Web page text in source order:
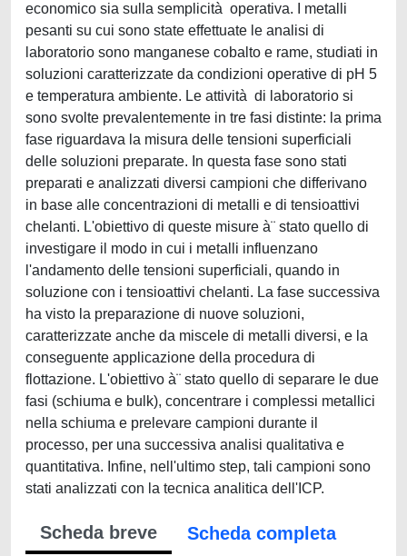
economico sia sulla semplicità operativa. I metalli
pesanti su cui sono state effettuate le analisi di
laboratorio sono manganese cobalto e rame, studiati in
soluzioni caratterizzate da condizioni operative di pH 5
e temperatura ambiente. Le attività di laboratorio si
sono svolte prevalentemente in tre fasi distinte: la prima
fase riguardava la misura delle tensioni superficiali
delle soluzioni preparate. In questa fase sono stati
preparati e analizzati diversi campioni che differivano
in base alle concentrazioni di metalli e di tensioattivi
chelanti. L'obiettivo di queste misure à¨ stato quello di
investigare il modo in cui i metalli influenzano
l'andamento delle tensioni superficiali, quando in
soluzione con i tensioattivi chelanti. La fase successiva
ha visto la preparazione di nuove soluzioni,
caratterizzate anche da miscele di metalli diversi, e la
conseguente applicazione della procedura di
flottazione. L'obiettivo à¨ stato quello di separare le due
fasi (schiuma e bulk), concentrare i complessi metallici
nella schiuma e prelevare campioni durante il
processo, per una successiva analisi qualitativa e
quantitativa. Infine, nell'ultimo step, tali campioni sono
stati analizzati con la tecnica analitica dell'ICP.
Scheda breve
Scheda completa